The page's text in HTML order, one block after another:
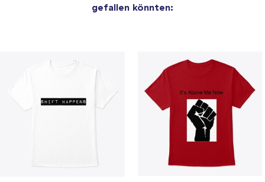
gefallen könnten: